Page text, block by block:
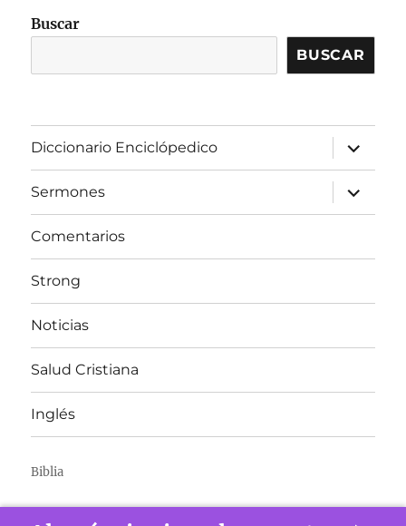
Buscar
BUSCAR
Diccionario Enciclópedico
expandir
el
menú
inferior
Sermones
expandir
el
menú
Comentarios
Strong
Noticias
Salud Cristiana
Inglés
Biblia